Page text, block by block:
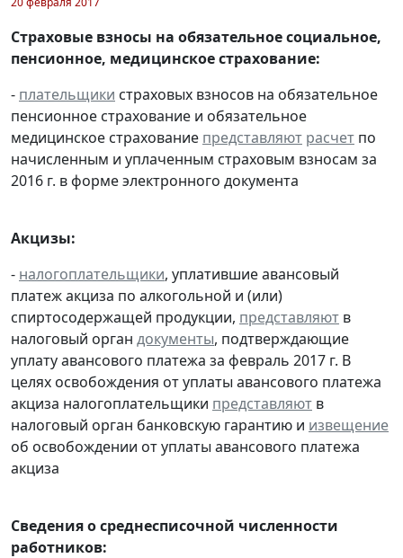
Страховые взносы на обязательное социальное,
пенсионное, медицинское страхование:
- плательщики страховых взносов на обязательное
пенсионное страхование и обязательное
медицинское страхование представляют расчет по
начисленным и уплаченным страховым взносам за
2016 г. в форме электронного документа
Акцизы:
- налогоплательщики, уплатившие авансовый
платеж акциза по алкогольной и (или)
спиртосодержащей продукции, представляют в
налоговый орган документы, подтверждающие
уплату авансового платежа за февраль 2017 г. В
целях освобождения от уплаты авансового платежа
акциза налогоплательщики представляют в
налоговый орган банковскую гарантию и извещение
об освобождении от уплаты авансового платежа
акциза
Сведения о среднесписочной численности
работников: